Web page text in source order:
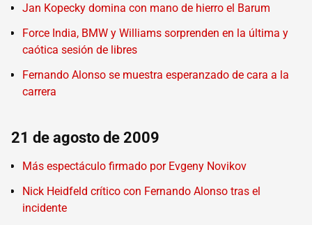
Jan Kopecky domina con mano de hierro el Barum
Force India, BMW y Williams sorprenden en la última y
caótica sesión de libres
Fernando Alonso se muestra esperanzado de cara a la
carrera
21 de agosto de 2009
Más espectáculo firmado por Evgeny Novikov
Nick Heidfeld crítico con Fernando Alonso tras el
incidente